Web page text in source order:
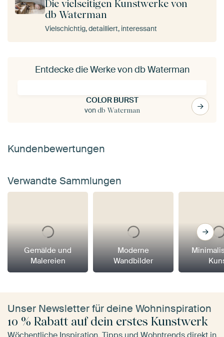
Die vielseitigen Kunstwerke von
db Waterman
Vielschichtig, detailliert, interessant
Entdecke die Werke von db Waterman
COLOR BURST
vondb Waterman
Kundenbewertungen
Verwandte Sammlungen
Gemälde und
Malereien
Moderne
Wandbilder
Unser Newsletter für deine Wohninspiration
10 % Rabatt auf dein erstes Kunstwerk